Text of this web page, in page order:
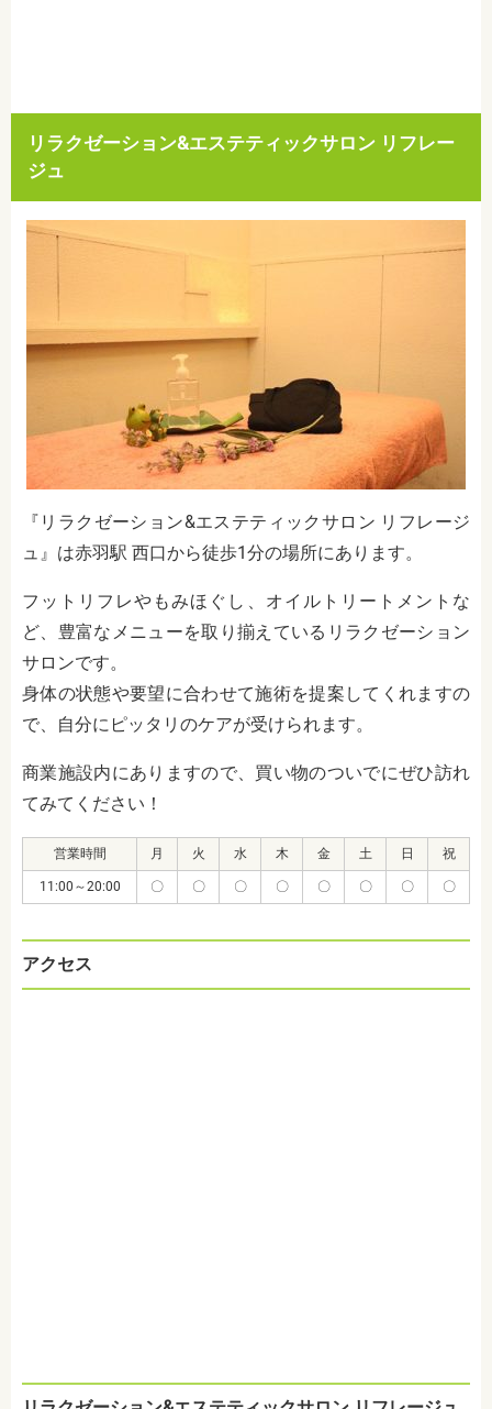
リラクゼーション&エステティックサロン リフレー
ジュ
『リラクゼーション&エステティックサロン リフレージ
ュ』は赤羽駅 西口から徒歩1分の場所にあります。
フットリフレやもみほぐし、オイルトリートメントな
ど、豊富なメニューを取り揃えているリラクゼーション
サロンです。
身体の状態や要望に合わせて施術を提案してくれますの
で、自分にピッタリのケアが受けられます。
商業施設内にありますので、買い物のついでにぜひ訪れ
てみてください！
営業時間 月 火 水 木 金 土 日 祝
11:00～20:00 〇 〇 〇 〇 〇 〇 〇 〇
アクセス